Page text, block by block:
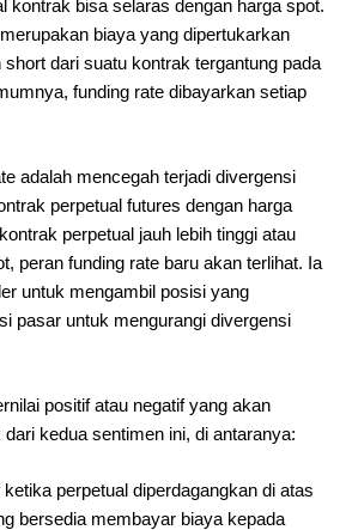
kontrak bisa selaras dengan harga spot.
biaya yang dipertukarkan
short dari suatu kontrak tergantung pada
funding rate dibayarkan setiap
adalah mencegah terjadi divergensi
perpetual futures dengan harga
perpetual jauh lebih tinggi atau
peran funding rate baru akan terlihat. Ia
untuk mengambil posisi yang
pasar untuk mengurangi divergensi
positif atau negatif yang akan
kedua sentimen ini, di antaranya:
ketika perpetual diperdagangkan di atas
bersedia membayar biaya kepada